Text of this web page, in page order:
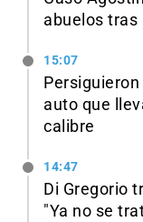
abuelos tras
15:07
auto que
calibre
14:47
Di Gregorio
"Ya no se